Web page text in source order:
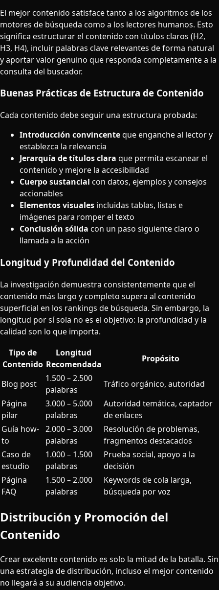
El mejor contenido satisface tanto a los algoritmos de los
motores de búsqueda como a los lectores humanos. Esto
significa estructurar el contenido con títulos claros (H2,
H3, H4), incluir palabras clave relevantes de forma natural
y aportar valor genuino que responda completamente a la
consulta del buscador.
Buenas Prácticas de Estructura de Contenido
Cada contenido debe seguir una estructura probada:
Introducción convincenteque enganche al lector y
establezca la relevancia
Jerarquía de títulos clara que permita escanear el
contenido y mejore la accesibilidad
Cuerpo sustancial con datos, ejemplos y consejos
accionables
Elementos visuales incluidas tablas, listas e
imágenes para romper el texto
Conclusión sólida con un paso siguiente claro o
llamada a la acción
Longitud y Profundidad del Contenido
La investigación demuestra consistentemente que el
contenido más largo y completo supera al contenido
superficial en los rankings de búsqueda. Sin embargo, la
longitud por sí sola no es el objetivo: la profundidad y la
calidad son lo que importa.
Tipo de
Contenido
Longitud
Recomendada
Propósito
Blog post
1.500 – 2.500
palabras
Tráfico orgánico, autoridad
Página
pilar
3.000 – 5.000
palabras
Autoridad temática, captador
de enlaces
Guía how-
to
2.000 – 3.000
palabras
Resolución de problemas,
fragmentos destacados
Caso de
estudio
1.000 – 1.500
palabras
Prueba social, apoyo a la
decisión
Página
FAQ
1.500 – 2.000
palabras
Keywords de cola larga,
búsqueda por voz
Distribución y Promoción del
Contenido
Crear excelente contenido es solo la mitad de la batalla. Sin
una estrategia de distribución, incluso el mejor contenido
no llegará a su audiencia objetivo.